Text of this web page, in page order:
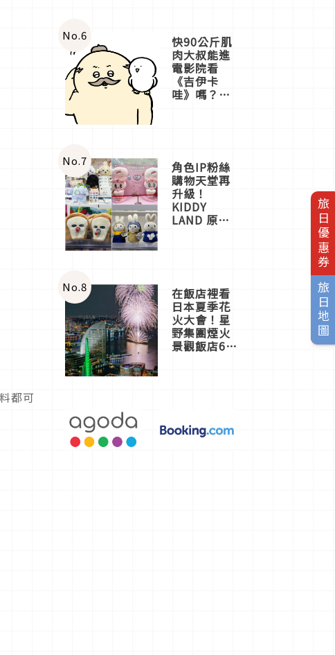
旅日優惠券
旅日地圖
都可
No.6 快90公斤肌
肉大叔能進
電影院看
《吉伊卡
哇》嗎？日
一同給出了
答案
No.7 角色IP粉絲
購物天堂再
升級！
KIDDY
LAND 原宿
店3分即達
No.8 在飯店裡看
日本夏季花
火大會！星
野集團煙火
景觀飯店6